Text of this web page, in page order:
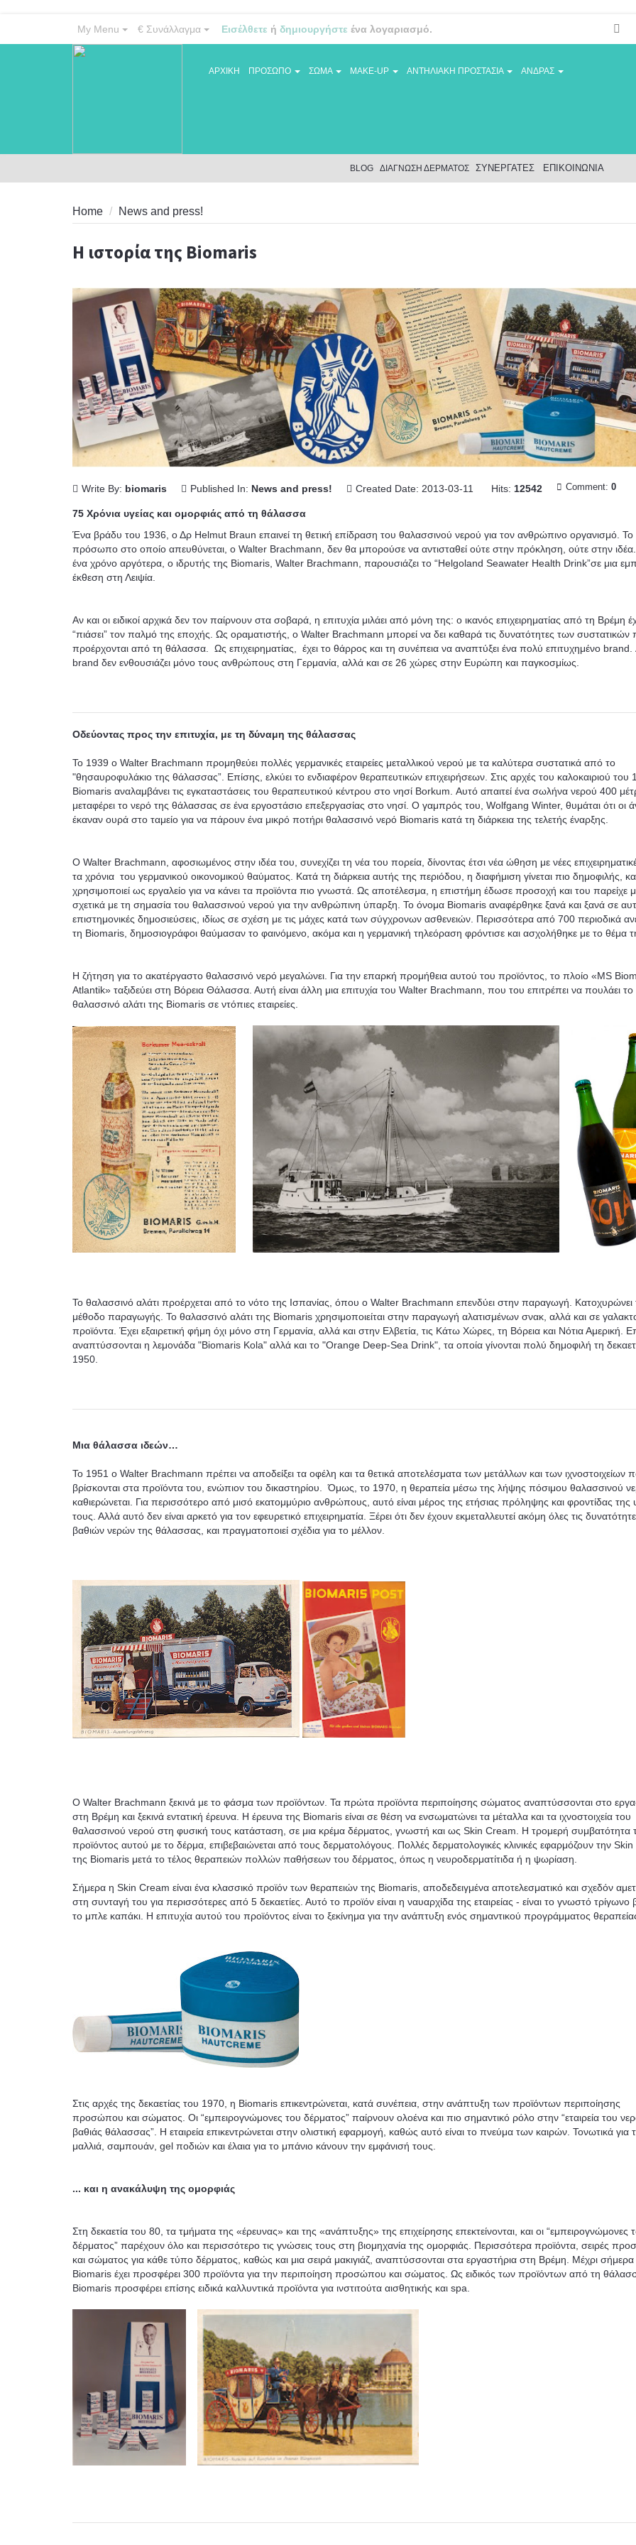
My Menu € Συνάλλαγμα Εισέλθετε ή δημιουργήστε ένα λογαριασμό.
ΑΡΧΙΚΗ ΠΡΟΣΩΠΟ ΣΩΜΑ MAKE-UP ΑΝΤΗΛΙΑΚΗ ΠΡΟΣΤΑΣΙΑ ΑΝΔΡΑΣ
BLOG ΔΙΑΓΝΩΣΗ ΔΕΡΜΑΤΟΣ ΣΥΝΕΡΓΑΤΕΣ ΕΠΙΚΟΙΝΩΝΙΑ
Home News and press!
Η ιστορία της Biomaris
Write By: biomaris Published In: News and press! Created Date: 2013-03-11 Hits: 12542 Comment: 0
75 Χρόνια υγείας και ομορφιάς από τη θάλασσα
Ένα βράδυ του 1936, ο Δρ Helmut Braun επαινεί τη θετική επίδραση του θαλασσινού νερού για τον ανθρώπινο οργανισμό. Το
πρόσωπο στο οποίο απευθύνεται, o Walter Brachmann, δεν θα μπορούσε να αντισταθεί ούτε στην πρόκληση, ούτε στην
ένα χρόνο αργότερα, ο ιδρυτής της Biomaris, Walter Brachmann, παρουσιάζει το “Helgoland Seawater Health Drink”σε μια
έκθεση στη Λειψία.
Αν και οι ειδικοί αρχικά δεν τον παίρνουν στα σοβαρά, η επιτυχία μιλάει από μόνη της: ο ικανός επιχειρηματίας από τη Βρέμη
“πιάσει” τον παλμό της εποχής. Ως οραματιστής, ο Walter Brachmann μπορεί να δει καθαρά τις δυνατότητες των συστατικών
προέρχονται από τη θάλασσα. Ως επιχειρηματίας, έχει το θάρρος και τη συνέπεια να αναπτύξει ένα πολύ επιτυχημένο
brand δεν ενθουσιάζει μόνο τους ανθρώπους στη Γερμανία, αλλά και σε 26 χώρες στην Ευρώπη και παγκοσμίως.
Οδεύοντας προς την επιτυχία, με τη δύναμη της θάλασσας
Το 1939 ο Walter Brachmann προμηθεύει πολλές γερμανικές εταιρείες μεταλλικού νερού με τα καλύτερα συστατικά από το
"θησαυροφυλάκιο της θάλασσας”. Επίσης, ελκύει το ενδιαφέρον θεραπευτικών επιχειρήσεων. Στις αρχές του καλοκαιριού του
Biomaris αναλαμβάνει τις εγκαταστάσεις του θεραπευτικού κέντρου στο νησί Borkum. Αυτό απαιτεί ένα σωλήνα νερού 400
μεταφέρει το νερό της θάλασσας σε ένα εργοστάσιο επεξεργασίας στο νησί. Ο γαμπρός του, Wolfgang Winter, θυμάται ότι οι
έκαναν ουρά στο ταμείο για να πάρουν ένα μικρό ποτήρι θαλασσινό νερό Biomaris κατά τη διάρκεια της τελετής έναρξης.
Ο Walter Brachmann, αφοσιωμένος στην ιδέα του, συνεχίζει τη νέα του πορεία, δίνοντας έτσι νέα ώθηση με νέες
τα χρόνια του γερμανικού οικονομικού θαύματος. Κατά τη διάρκεια αυτής της περιόδου, η διαφήμιση γίνεται πιο δημοφιλής,
χρησιμοποιεί ως εργαλείο για να κάνει τα προϊόντα πιο γνωστά. Ως αποτέλεσμα, η επιστήμη έδωσε προσοχή και του παρείχε
σχετικά με τη σημασία του θαλασσινού νερού για την ανθρώπινη ύπαρξη. Το όνομα Biomaris αναφέρθηκε ξανά και ξανά σε
επιστημονικές δημοσιεύσεις, ιδίως σε σχέση με τις μάχες κατά των σύγχρονων ασθενειών. Περισσότερα από 700 περιοδικά
τη Biomaris, δημοσιογράφοι θαύμασαν το φαινόμενο, ακόμα και η γερμανική τηλεόραση φρόντισε και ασχολήθηκε με το θέμα
Η ζήτηση για το ακατέργαστο θαλασσινό νερό μεγαλώνει. Για την επαρκή προμήθεια αυτού του προϊόντος, το πλοίο «MS
Atlantik» ταξιδεύει στη Βόρεια Θάλασσα. Αυτή είναι άλλη μια επιτυχία του Walter Brachmann, που του επιτρέπει να πουλάει το
θαλασσινό αλάτι της Biomaris σε ντόπιες εταιρείες.
Το θαλασσινό αλάτι προέρχεται από το νότο της Ισπανίας, όπου ο Walter Brachmann επενδύει στην παραγωγή. Κατοχυρώνει
μέθοδο παραγωγής. Το θαλασσινό αλάτι της Biomaris χρησιμοποιείται στην παραγωγή αλατισμένων σνακ, αλλά και σε
προϊόντα. Έχει εξαιρετική φήμη όχι μόνο στη Γερμανία, αλλά και στην Ελβετία, τις Κάτω Χώρες, τη Βόρεια και Νότια Αμερική.
αναπτύσσονται η λεμονάδα "Biomaris Kola" αλλά και το "Orange Deep-Sea Drink", τα οποία γίνονται πολύ δημοφιλή τη
1950.
Μια θάλασσα ιδεών…
Το 1951 ο Walter Brachmann πρέπει να αποδείξει τα οφέλη και τα θετικά αποτελέσματα των μετάλλων και των ιχνοστοιχείων
βρίσκονται στα προϊόντα του, ενώπιον του δικαστηρίου. Όμως, το 1970, η θεραπεία μέσω της λήψης πόσιμου θαλασσινού
καθιερώνεται. Για περισσότερο από μισό εκατομμύριο ανθρώπους, αυτό είναι μέρος της ετήσιας πρόληψης και φροντίδας της
τους. Αλλά αυτό δεν είναι αρκετό για τον εφευρετικό επιχειρηματία. Ξέρει ότι δεν έχουν εκμεταλλευτεί ακόμη όλες τις
βαθιών νερών της θάλασσας, και πραγματοποιεί σχέδια για το μέλλον.
Ο Walter Brachmann ξεκινά με το φάσμα των προϊόντων. Τα πρώτα προϊόντα περιποίησης σώματος αναπτύσσονται στο
στη Βρέμη και ξεκινά εντατική έρευνα. Η έρευνα της Biomaris είναι σε θέση να ενσωματώνει τα μέταλλα και τα ιχνοστοιχεία του
θαλασσινού νερού στη φυσική τους κατάσταση, σε μια κρέμα δέρματος, γνωστή και ως Skin Cream. Η τρομερή συμβατότητα
προϊόντος αυτού με το δέρμα, επιβεβαιώνεται από τους δερματολόγους. Πολλές δερματολογικές κλινικές εφαρμόζουν την
της Biomaris μετά το τέλος θεραπειών πολλών παθήσεων του δέρματος, όπως η νευροδερματίτιδα ή η ψωρίαση.
Σήμερα η Skin Cream είναι ένα κλασσικό προϊόν των θεραπειών της Biomaris, αποδεδειγμένα αποτελεσματικό και σχεδόν
στη συνταγή του για περισσότερες από 5 δεκαετίες. Αυτό το προϊόν είναι η ναυαρχίδα της εταιρείας - είναι το γνωστό τρίγωνο
το μπλε καπάκι. Η επιτυχία αυτού του προϊόντος είναι το ξεκίνημα για την ανάπτυξη ενός σημαντικού προγράμματος
Στις αρχές της δεκαετίας του 1970, η Biomaris επικεντρώνεται, κατά συνέπεια, στην ανάπτυξη των προϊόντων περιποίησης
προσώπου και σώματος. Οι “εμπειρογνώμονες του δέρματος” παίρνουν ολοένα και πιο σημαντικό ρόλο στην “εταιρεία του
βαθιάς θάλασσας”. Η εταιρεία επικεντρώνεται στην ολιστική εφαρμογή, καθώς αυτό είναι το πνεύμα των καιρών. Τονωτικά για
μαλλιά, σαμπουάν, gel ποδιών και έλαια για το μπάνιο κάνουν την εμφάνισή τους.
... και η ανακάλυψη της ομορφιάς
Στη δεκαετία του 80, τα τμήματα της «έρευνας» και της «ανάπτυξης» της επιχείρησης επεκτείνονται, και οι “εμπειρογνώμονες
δέρματος” παρέχουν όλο και περισσότερο τις γνώσεις τους στη βιομηχανία της ομορφιάς. Περισσότερα προϊόντα, σειρές
και σώματος για κάθε τύπο δέρματος, καθώς και μια σειρά μακιγιάζ, αναπτύσσονται στα εργαστήρια στη Βρέμη. Μέχρι
Biomaris έχει προσφέρει 300 προϊόντα για την περιποίηση προσώπου και σώματος. Ως ειδικός των προϊόντων από τη
Biomaris προσφέρει επίσης ειδικά καλλυντικά προϊόντα για ινστιτούτα αισθητικής και spa.